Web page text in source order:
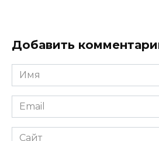
Добавить
Имя
*
Email
*
Сайт